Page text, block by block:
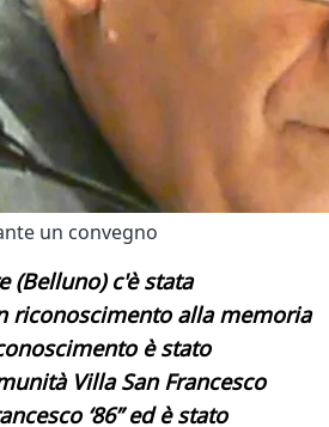
un convegno
(Belluno) c'è stata
riconoscimento alla memoria
è stato
Villa San Francesco
‘86” ed è stato